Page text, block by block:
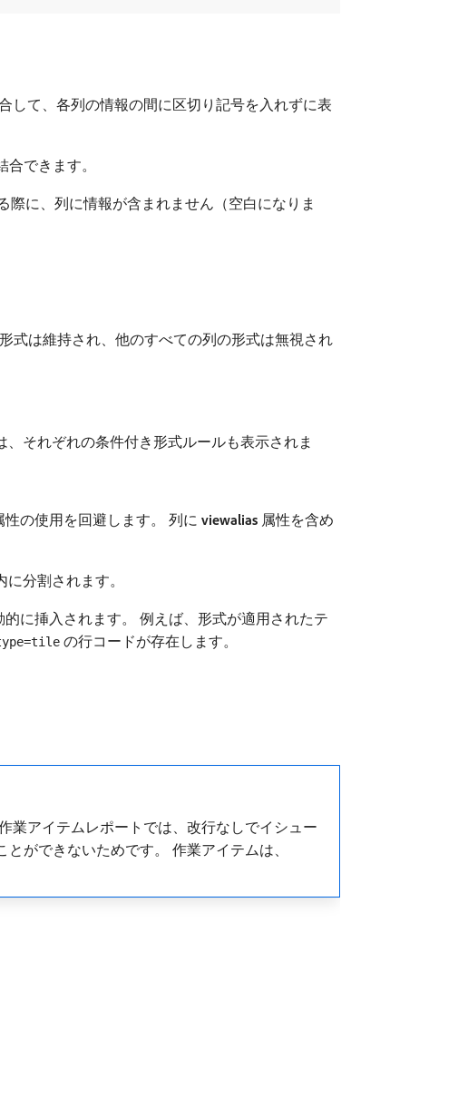
して、各列の情報の間に区切り記号を入れずに表
できます。
際に、列に情報が含まれません（空白になりま
式は維持され、他のすべての列の形式は無視され
それぞれの条件付き形式ルールも表示されま
性の使用を回避します。 列に viewalias 属性を含め
分割されます。
に挿入されます。 例えば、形式が適用されたテ
の行コードが存在します。
業アイテムレポートでは、改行なしでイシュー
ができないためです。 作業アイテムは、